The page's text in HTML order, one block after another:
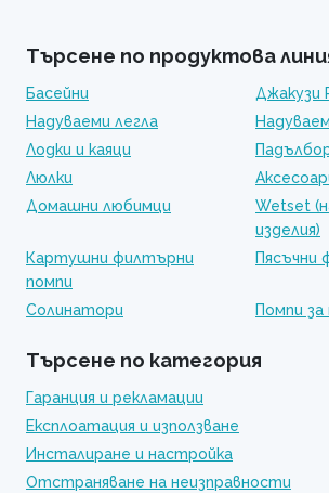
Търсене по продуктова
Басейни
Джакузи
Надуваеми легла
Лодки и каяци
Люлки
Домашни любимци
Wetset
изделия)
Картушни филтърни
помпи
Пясъчни
Солинатори Помпи за
Търсене по категория
Гаранция и рекламации
Експлоатация и използване
Инсталиране и настройка
Отстраняване на неизправности